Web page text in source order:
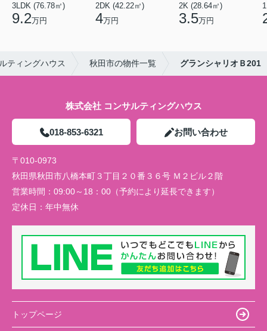
3LDK (76.78㎡)
9.2万円
2DK (42.22㎡)
4万円
2K (28.64㎡)
3.5万円
ティングハウス 秋田市の物件一覧 グランシャリオＢ201
株式会社 コンサルティングハウス
018-853-6321 お問い合わせ
〒010-0973
秋田県秋田市八橋本町３丁目２０番３６号 Ｍ２ビル２階
営業時間： 09:00～18：00（予約により延長できます）
定休日： 年中無休
トップページ